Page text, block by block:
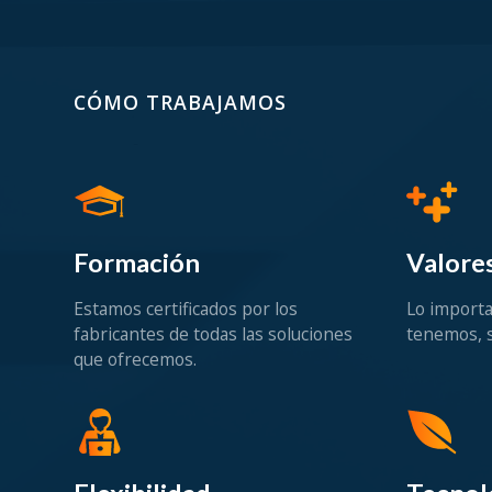
CÓMO TRABAJAMOS
Formación
Estamos certificados por los
fabricantes de todas las soluciones
que ofrecemos.
Lo
tenemos,